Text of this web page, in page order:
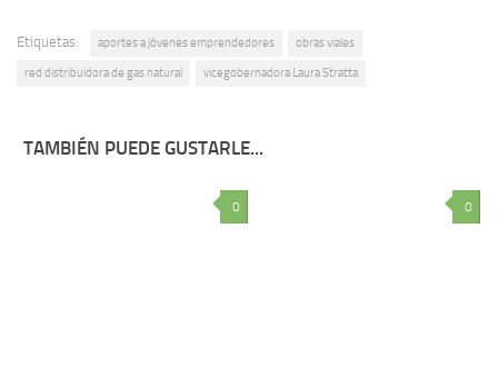
Etiquetas: aportes a jóvenes emprendedores obras viales
red distribuidora de gas natural vicegobernadora Laura Stratta
TAMBIÉN PUEDE GUSTARLE...
0 0